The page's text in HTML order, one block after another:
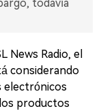
todavía
News Radio, el
considerando
electrónicos
productos